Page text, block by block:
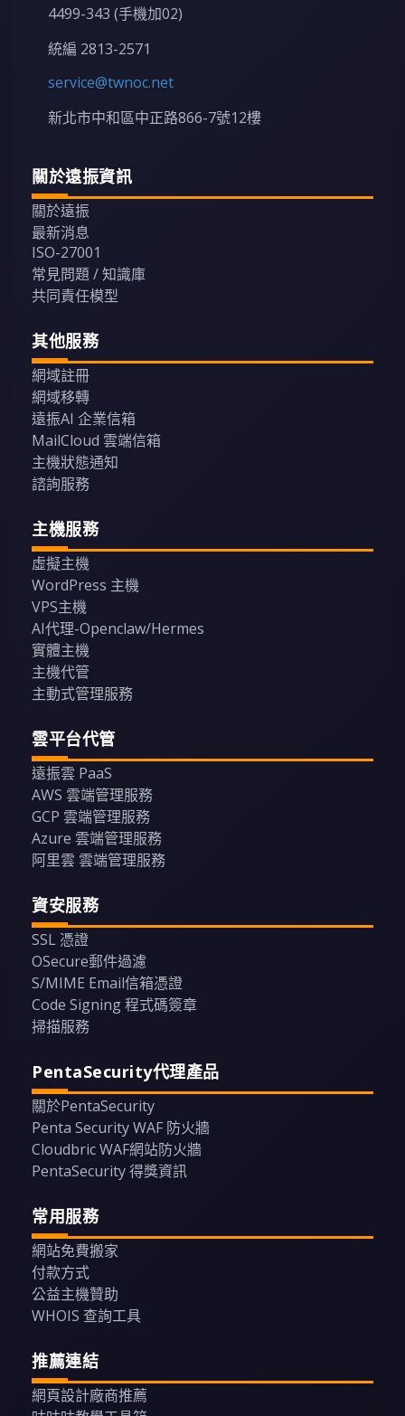
4499-343 (手機加02)
統編 2813-2571
service@twnoc.net
新北市中和區中正路866-7號12樓
關於遠振資訊
關於遠振
最新消息
ISO-27001
常見問題 / 知識庫
共同責任模型
其他服務
網域註冊
網域移轉
遠振AI 企業信箱
MailCloud 雲端信箱
主機狀態通知
諮詢服務
主機服務
虛擬主機
WordPress 主機
VPS主機
AI代理-Openclaw/Hermes
實體主機
主機代管
主動式管理服務
雲平台代管
遠振雲 PaaS
AWS 雲端管理服務
GCP 雲端管理服務
Azure 雲端管理服務
阿里雲 雲端管理服務
資安服務
SSL 憑證
OSecure郵件過濾
S/MIME Email信箱憑證
Code Signing 程式碼簽章
掃描服務
PentaSecurity代理產品
關於PentaSecurity
Penta Security WAF 防火牆
Cloudbric WAF網站防火牆
PentaSecurity 得獎資訊
常用服務
網站免費搬家
付款方式
公益主機贊助
WHOIS 查詢工具
推薦連結
網頁設計廠商推薦